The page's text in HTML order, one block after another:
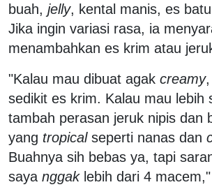
buah, jelly, kental manis, es
Jika ingin variasi rasa, ia
menambahkan es krim atau
"Kalau mau dibuat agak creamy
sedikit es krim. Kalau mau lebih
tambah perasan jeruk nipis dan
yang tropicalseperti nanas dan
Buahnya sih bebas ya, tapi
saya nggaklebih dari 4